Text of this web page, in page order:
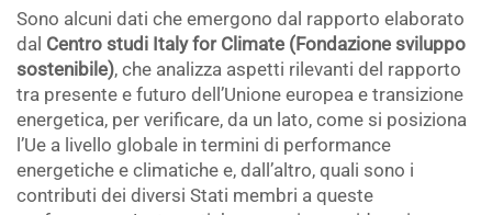
Sono alcuni dati che emergono dal rapporto elaborato
dal Centro studi Italy for Climate (Fondazione sviluppo
sostenibile), che analizza aspetti rilevanti del rapporto
tra presente e futuro dell’Unione europea e transizione
energetica, per verificare, da un lato, come si posiziona
l’Ue a livello globale in termini di performance
energetiche e climatiche e, dall’altro, quali sono i
contributi dei diversi Stati membri a queste